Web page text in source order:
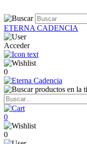
ETERNA CADENCIA
Acceder
0
0
0